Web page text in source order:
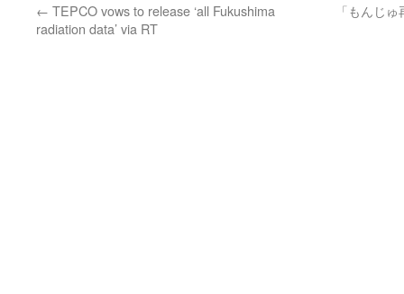
← TEPCO vows to release ‘all Fukushima
radiation data’ via RT
「もんじ